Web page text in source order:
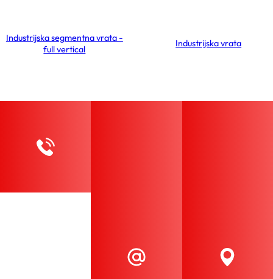
Industrijska segmentna vrata -
full vertical
Industrijska vrata